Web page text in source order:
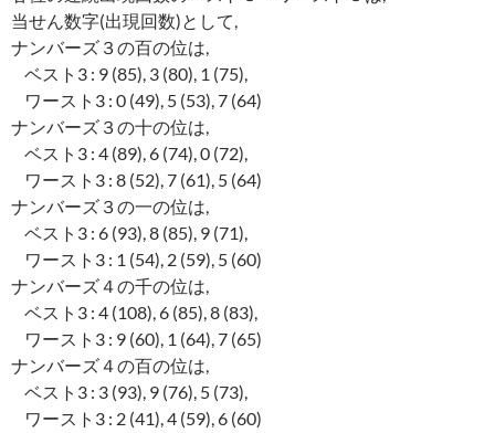
当せん数字(出現回数)として,
ナンバーズ３の百の位は,
ベスト3 : 9 (85), 3 (80), 1 (75),
ワースト3 : 0 (49), 5 (53), 7 (64)
ナンバーズ３の十の位は,
ベスト3 : 4 (89), 6 (74), 0 (72),
ワースト3 : 8 (52), 7 (61), 5 (64)
ナンバーズ３の一の位は,
ベスト3 : 6 (93), 8 (85), 9 (71),
ワースト3 : 1 (54), 2 (59), 5 (60)
ナンバーズ４の千の位は,
ベスト3 : 4 (108), 6 (85), 8 (83),
ワースト3 : 9 (60), 1 (64), 7 (65)
ナンバーズ４の百の位は,
ベスト3 : 3 (93), 9 (76), 5 (73),
ワースト3 : 2 (41), 4 (59), 6 (60)